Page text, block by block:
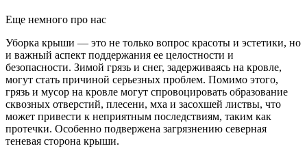
Еще немного про нас
Уборка крыши — это не только вопрос красоты и эстетики, но
и важный аспект поддержания ее целостности и
безопасности. Зимой грязь и снег, задерживаясь на кровле,
могут стать причиной серьезных проблем. Помимо этого,
грязь и мусор на кровле могут спровоцировать образование
сквозных отверстий, плесени, мха и засохшей листвы, что
может привести к неприятным последствиям, таким как
протечки. Особенно подвержена загрязнению северная
теневая сторона крыши.